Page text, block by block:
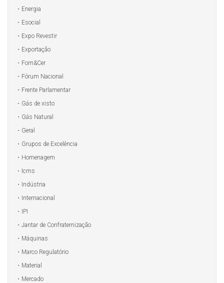
Energia
Esocial
Expo Revestir
Exportação
Forn&Cer
Fórum Nacional
Frente Parlamentar
Gás de xisto
Gás Natural
Geral
Grupos de Excelência
Homenagem
Icms
Indústria
Internacional
IPI
Jantar de Confraternização
Máquinas
Marco Regulatório
Material
Mercado